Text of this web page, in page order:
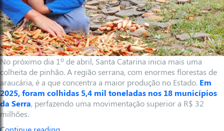
No próximo dia 1º de abril, Santa Catarina inicia mais uma
colheita de pinhão. A região serrana, com enormes florestas de
araucária, é a que concentra a maior produção no Estado. Em
2025, foram colhidas 5,4 mil toneladas nos 18 municípios
da Serra, perfazendo uma movimentação superior a R$ 32
milhões.